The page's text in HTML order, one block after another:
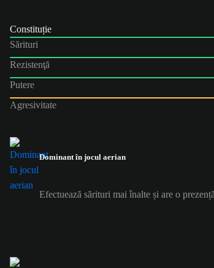
Constituție
Sărituri
Rezistenţă
Putere
Agresivitate
Dominant în jocul aerian
Efectuează sărituri mai înalte și are o